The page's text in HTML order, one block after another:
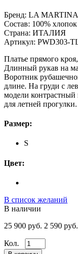
Бренд: LA MARTINA
Состав: 100% хлопок
Страна: ИТАЛИЯ
Артикул: PWD303-
Платье прямого
Длинный рукав на
Воротник
длине. На груди с
модели
для летней прогулки.
Размер:
S
Цвет:
В список желаний
В наличии
25 900 руб. 2 590 руб.
Кол.